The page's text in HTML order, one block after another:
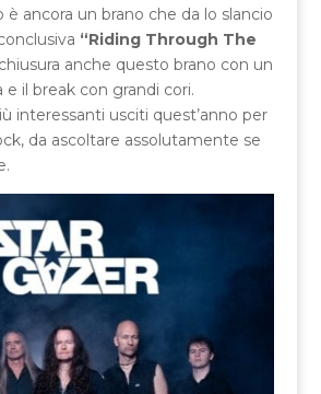
ancora un brano che da lo slancio
“Riding Through The
anche questo brano con un
e il break con grandi cori.
interessanti usciti quest’anno per
da ascoltare assolutamente se